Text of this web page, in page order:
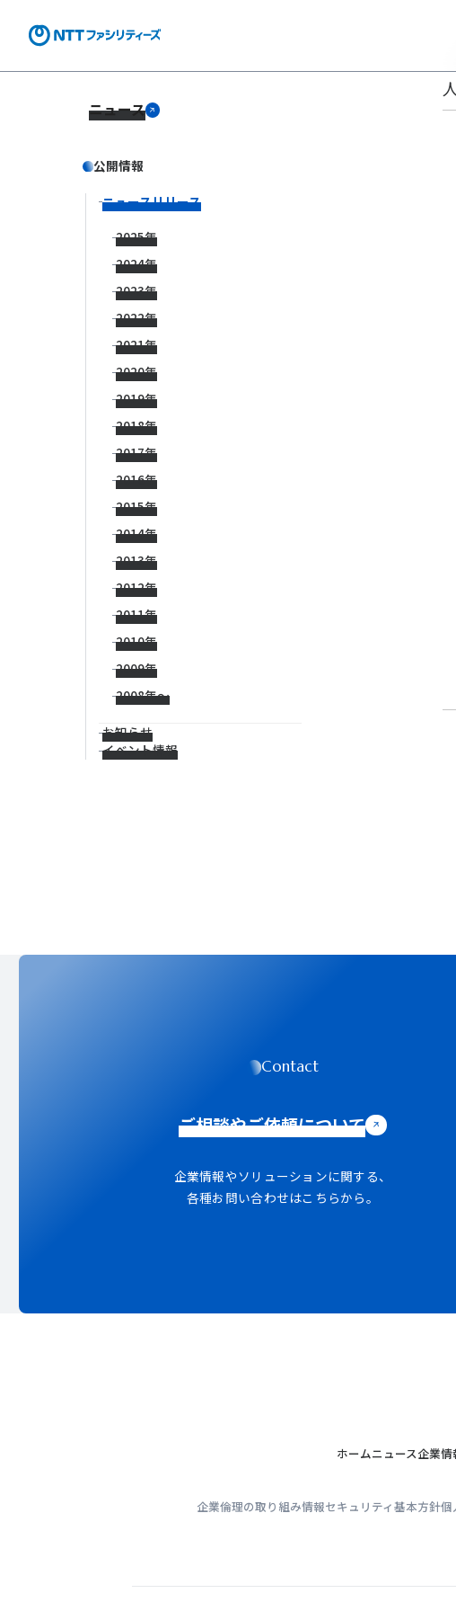
ニュース
公開情報
ニュースリリース
2025年
2024年
2023年
2022年
2021年
2020年
2019年
2018年
2017年
2016年
2015年
2014年
2013年
2012年
2011年
2010年
2009年
2008年〜
お知らせ
イベント情報
Contact
ご相談やご依頼について
企業情報やソリューションに関する、
各種お問い合わせはこちらから。
ホームニュース企業情
企業倫理の取り組み情報セキュリティ基本方針個